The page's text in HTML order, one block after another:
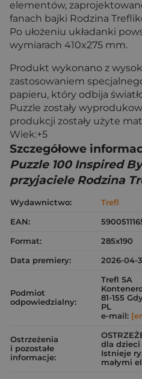
elementów,
fanach bajki Rodzina
Po ułożeniu układanki
wymiarach 410x275 mm.
Produkt wykonano z
zastosowaniem
papieru, który odbija
Puzzle zostały
produkcji zostały użyte
Wiek:+5
Szczegółowe
Puzzle 100 Inspired
przyjaciele Rodzina
Wydawnictwo:
Trefl
EAN:
Format:
285x190
Data premiery:
2026-04-
Podmiot
odpowiedzialny:
Trefl SA
81-155
PL
e-mail:
Ostrzeżenia
i pozostałe
informacje:
dla
Istnieje
małymi